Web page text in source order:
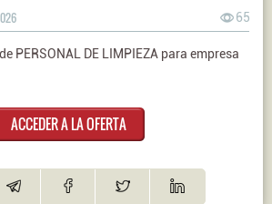
65
PERSONAL DE LIMPIEZA para empresa
ACCEDER A LA OFERTA